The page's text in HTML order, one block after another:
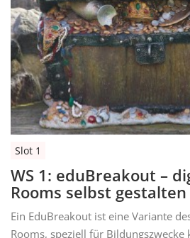
Slot 1
WS 1: eduBreakout –
Rooms selbst gestalten
Ein EduBreakout ist eine Variante
Rooms, speziell für